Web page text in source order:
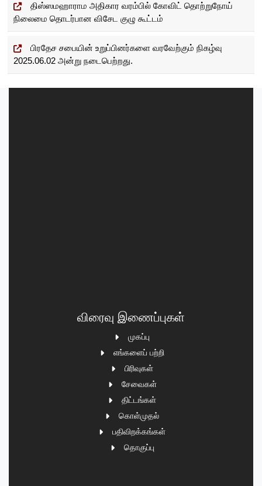
திஸ்ஸமஹாராம அதிகார வரம்பில் கோவிட் தொற்றுநோய்
நிலைமை தொடர்பான விசேட குழு கூட்டம்
பிரதேச சபையின் உறுப்பினர்களை வரவேற்கும் நிகழ்வு
2025.06.02 அன்று நடைபெற்றது.
விரைவு இணைப்புகள்
முகப்பு
எங்களைப் பற்றி
பிரிவுகள்
சேவைகள்
திட்டங்கள்
கொள்முதல்
பதிவிறக்கங்கள்
தொகுப்பு